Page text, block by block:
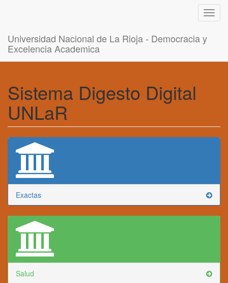
Universidad Nacional de La Rioja - Democracia y
Excelencia Academica
Sistema Digesto Digital
UNLaR
Exactas
Salud